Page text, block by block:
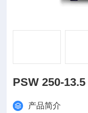
产品简介